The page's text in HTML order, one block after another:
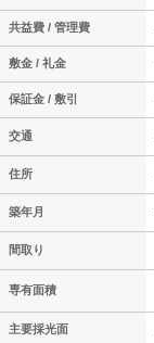
共益費 / 管理費
敷金 / 礼金
保証金 / 敷引
交通
住所
築年月
間取り
専有面積
主要採光面